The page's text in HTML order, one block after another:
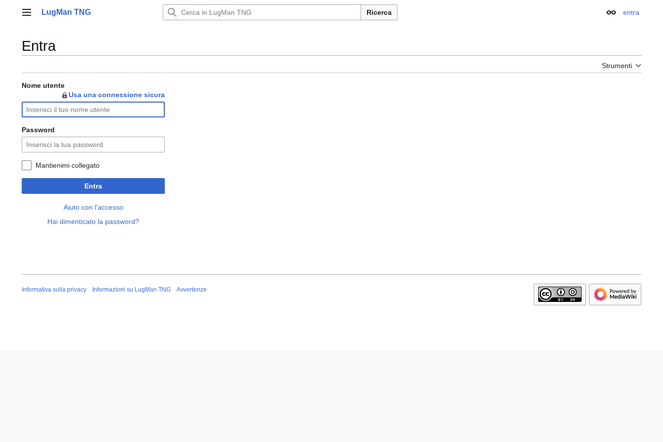
Menu principale
LugMan TNG Ricerca Aspetto
entra
Entra
Strumenti
Nome utente
Usa una connessione sicura
Password
Mantienimi collegato
Entra
Aiuto con l'accesso
Hai dimenticato la password?
Informativa sulla privacy Informazioni su LugMan TNG Avvertenze